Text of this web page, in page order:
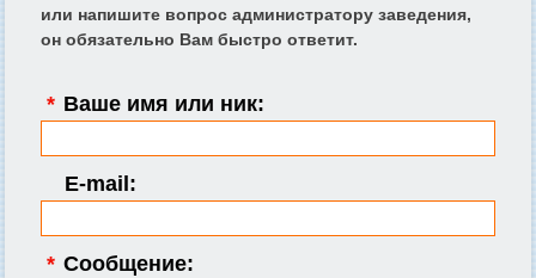
или напишите вопрос администратору заведения,
он обязательно Вам быстро ответит.
* Ваше имя или ник:
E-mail:
* Сообщение: